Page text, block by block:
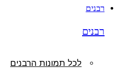
רבנים
רבנים
לכל תמונות הרבנים